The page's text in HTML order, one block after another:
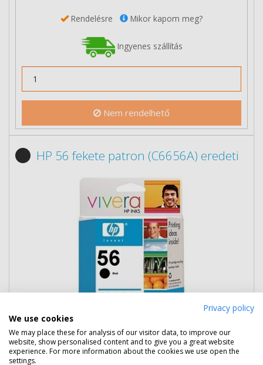
Rendelésre Mikor kapom meg?
Ingyenes szállítás
Nem rendelhető
HP 56 fekete patron (C6656A) eredeti
Több darabos ár
Privacy policy
We use cookies
We may place these for analysis of our visitor data, to improve our
website, show personalised content and to give you a great website
experience. For more information about the cookies we use open the
settings.